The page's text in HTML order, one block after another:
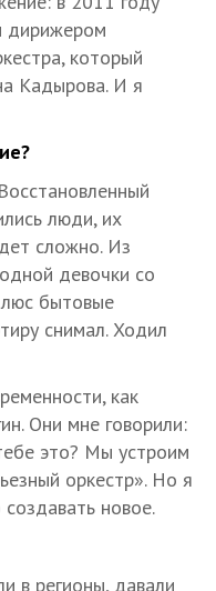
дирижером
который
Кадырова. И я
люди, их
сложно. Из
девочки со
бытовые
снимал. Ходил
как
Они мне говорили:
это? Мы устроим
оркестр». Но я
новое.
в регионы, давали